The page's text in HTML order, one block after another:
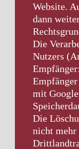
Website.
dann
Die
Nutzers
Empfänger:
mit
Die
nicht